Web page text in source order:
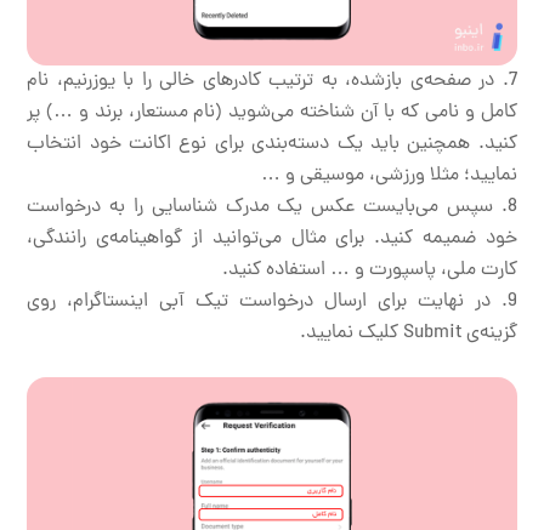
در صفحه‌ی بازشده، به ترتیب کادرهای خالی را با یوزرنیم، نام
کامل و نامی که با آن شناخته می‌شوید (نام مستعار، برند و …) پر
کنید. همچنین باید یک دسته‌بندی برای نوع اکانت خود انتخاب
نمایید؛ مثلا ورزشی، موسیقی و …
سپس می‌بایست عکس یک مدرک شناسایی را به درخواست
خود ضمیمه کنید. برای مثال می‌توانید از گواهینامه‌ی رانندگی،
کارت ملی، پاسپورت و … استفاده کنید.
در نهایت برای ارسال درخواست تیک آبی اینستاگرام، روی
گزینه‌ی Submit کلیک نمایید.